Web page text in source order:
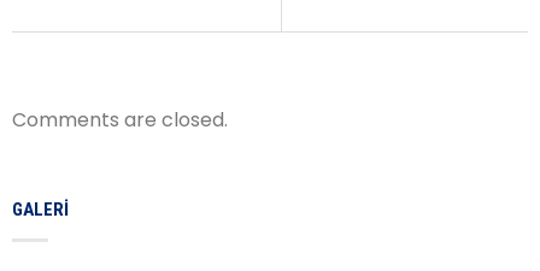
Comments are closed.
GALERI